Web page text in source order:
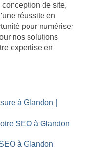
de site,
réussite en
pour numériser
nos solutions
expertise en
à Glandon |
SEO à Glandon
à Glandon